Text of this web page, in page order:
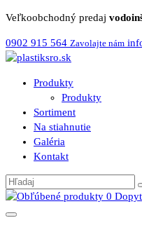
Veľkoobchodný predaj
0902 915 564 Zavolajte nám
Produkty
Produkty
Sortiment
Na stiahnutie
Galéria
Kontakt
0 Dopyt